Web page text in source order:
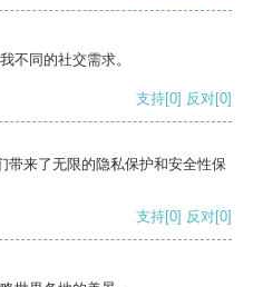
不同的社交需求。
支持[0] 反对[0]
带来了无限的隐私保护和安全性保
支持[0] 反对[0]